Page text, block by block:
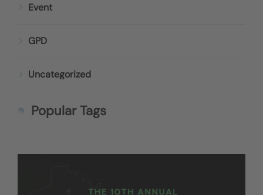
Event
GPD
Uncategorized
Popular Tags